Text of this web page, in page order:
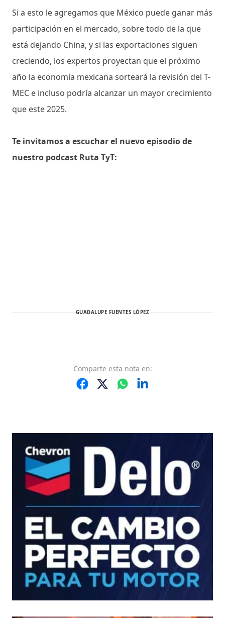
Si a esto le agregamos que México puede ganar más
participación en el mercado, sobre todo de la que
está dejando China, y si las exportaciones siguen
creciendo, los expertos proyectan que el próximo
año la economía mexicana sorteará la revisión del T-
MEC e incluso podría alcanzar un mayor crecimiento
que este 2025.
Te invitamos a escuchar el nuevo episodio de
nuestro podcast Ruta TyT:
GUADALUPE FUENTES LÓPEZ
Comparte esta nota en: